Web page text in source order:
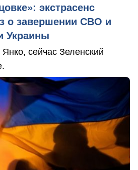
экстрасенс
о завершении СВО и
Украины
сейчас Зеленский